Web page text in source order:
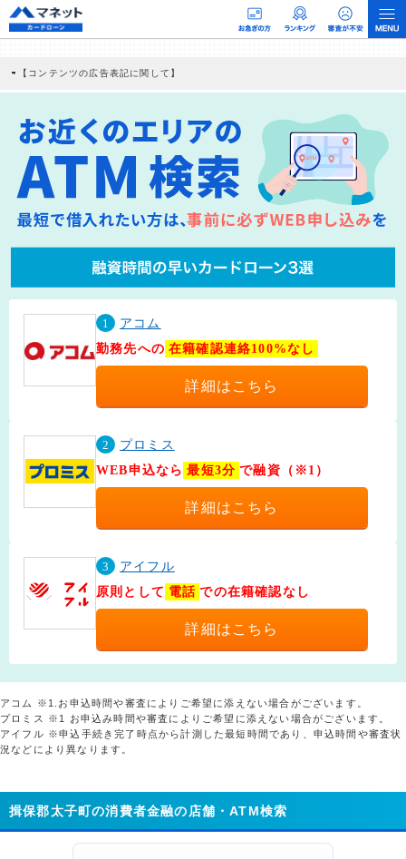
【コンテンツの広告表記に関して】
社に対して企業から紹介報酬が支払われるという収益モデルです。 ただし、特定の
商品を根拠なくPRするものではなく、当編集部の調査／ユーザーへの口コミ収集な
どに基づき、公平性を担保した情報提供を行っています。
>提携企業一覧
1
アコム
勤務先への 在籍確認連絡100%なし
詳細はこちら
2
プロミス
WEB申込なら 最短3分 で融資（※1）
詳細はこちら
3
アイフル
原則として 電話 での在籍確認なし
詳細はこちら
アコム ※1.お申込時間や審査によりご希望に添えない場合がございます。
プロミス ※1 お申込み時間や審査によりご希望に添えない場合がございます。
アイフル ※申込手続き完了時点から計測した最短時間であり、申込時間や審査状
況などにより異なります。
揖保郡太子町の消費者金融の店舗・ATM検索